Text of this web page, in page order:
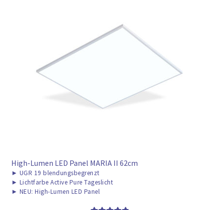
High-Lumen LED Panel MARIA II 62cm
► UGR 19 blendungsbegrenzt
► Lichtfarbe Active Pure Tageslicht
► NEU: High-Lumen LED Panel